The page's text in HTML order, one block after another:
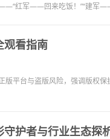
红军——回来吃饭！”“建军
观看指南
平台与盗版风险，强调版权
护者与行业生态探